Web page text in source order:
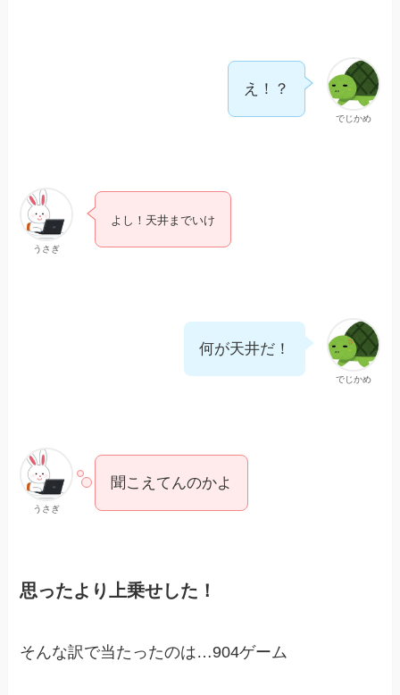
でじかめ
え！？
うさぎ
よし！天井までいけ
でじかめ
何が天井だ！
うさぎ
聞こえてんのかよ
思ったより上乗せした！
そんな訳で当たったのは…904ゲーム